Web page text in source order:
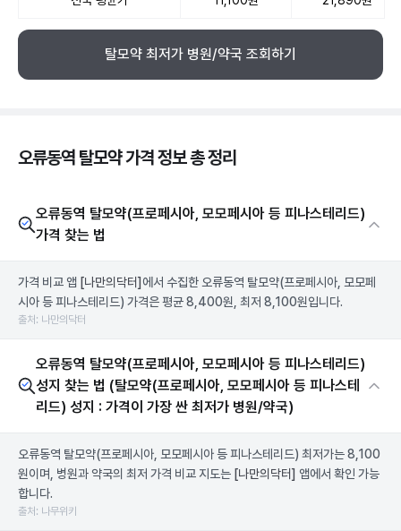
탈모약 최저가 병원/약국 조회하기
오류동역 탈모약 가격 정보 총 정리
오류동역 탈모약(프로페시아, 모모페시아 등 피나스테리드)
가격 찾는 법
가격 비교 앱 [나만의닥터] 에서 수집한 오류동역 탈모약(프로페시아, 모모페
시아 등 피나스테리드) 가격은 평균 8,400원, 최저 8,100원입니다.
출처: 나만의닥터
오류동역 탈모약(프로페시아, 모모페시아 등 피나스테리드)
성지 찾는 법 (탈모약(프로페시아, 모모페시아 등 피나스테
리드) 성지 : 가격이 가장 싼 최저가 병원/약국)
오류동역 탈모약(프로페시아, 모모페시아 등 피나스테리드) 최저가는 8,100
원이며, 병원과 약국의 최저 가격 비교 지도는 [나만의닥터] 앱에서 확인 가능
합니다.
출처: 나무위키